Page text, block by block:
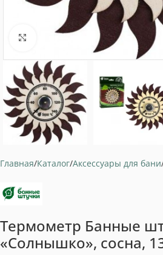
Нажмите, чтобы увеличить
Главная Каталог Аксессуары для бани
Термометр Банные
«Солнышко», сосна,